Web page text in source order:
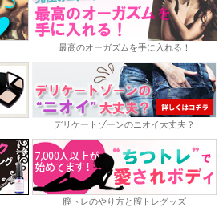
最高のオーガズムを手に入れる！
デリケートゾーンのニオイ大丈夫？
膣トレのやり方と膣トレグッズ